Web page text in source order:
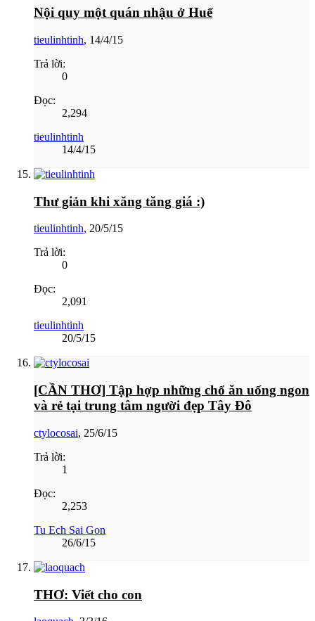
Nội quy một quán nhậu ở Huế
tieulinhtinh, 14/4/15
Trả lời:
0
Đọc:
2,294
tieulinhtinh
14/4/15
Thư giản khi xăng tăng giá :)
tieulinhtinh, 20/5/15
Trả lời:
0
Đọc:
2,091
tieulinhtinh
20/5/15
[CẦN THƠ] Tập hợp những chổ ăn uống ngon
và rẻ tại trung tâm người đẹp Tây Đô
ctylocosai, 25/6/15
Trả lời:
1
Đọc:
2,253
Tu Ech Sai Gon
26/6/15
THƠ: Viết cho con